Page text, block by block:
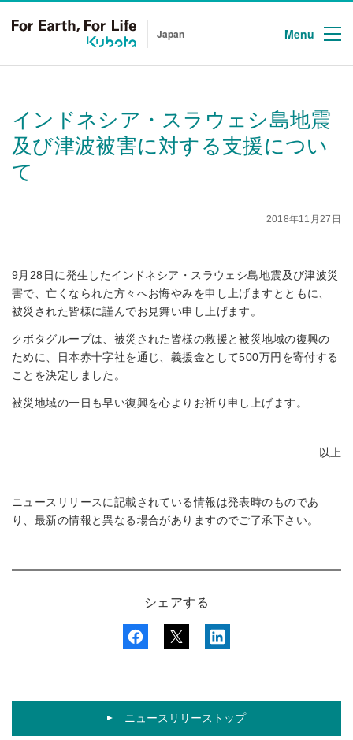
Japan Menu
インドネシア・スラウェシ島地震
及び津波被害に対する支援につい
て
2018年11月27日
9月28日に発生したインドネシア・スラウェシ島地震及び津波災
害で、亡くなられた方々へお悔やみを申し上げますとともに、
被災された皆様に謹んでお見舞い申し上げます。
クボタグループは、被災された皆様の救援と被災地域の復興の
ために、日本赤十字社を通じ、義援金として500万円を寄付する
ことを決定しました。
被災地域の一日も早い復興を心よりお祈り申し上げます。
以上
ニュースリリースに記載されている情報は発表時のものであ
り、最新の情報と異なる場合がありますのでご了承下さい。
シェアする
ニュースリリーストップ